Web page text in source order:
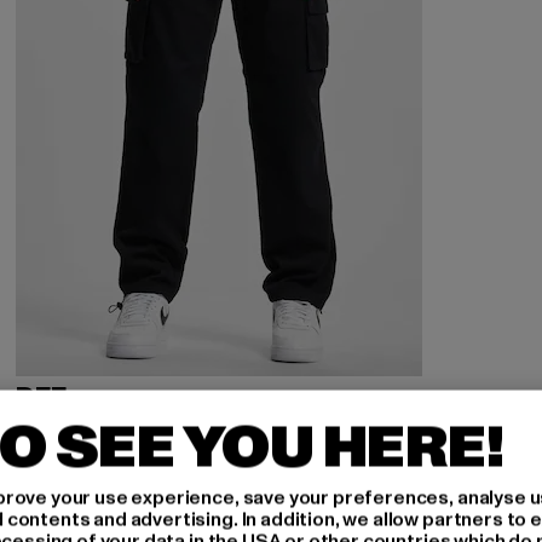
DEF
Classic
44,99 EUR
Derzeitiger Preis: 44,99 EUR
49,99 EUR Aktionspreis: 49,99 EUR
SEE YOU HERE!
your use experience, save your preferences, analyse
and advertising. In addition, we allow partners to